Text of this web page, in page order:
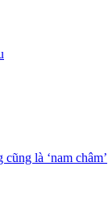
là ‘nam châm’